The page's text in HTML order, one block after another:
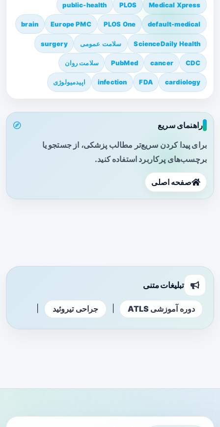
Medical Xpress
PLOS
public-health
default-medical
PLOS One
Europe PMC
brain
ScienceDaily Health سلامت عمومی surgery
CDC
cancer
PubMed سلامت روان
cardiology
FDA
infection اپیدمیولوژی
راهنمای سریع
برای پیدا کردن سریع‌تر مطالب پزشکی، از جستجو یا
برچسب‌های پرکاربرد استفاده کنید.
صفحه اصلی
تبلیغات متنی
دوره آموزشی ATLS جراحی تیروئید